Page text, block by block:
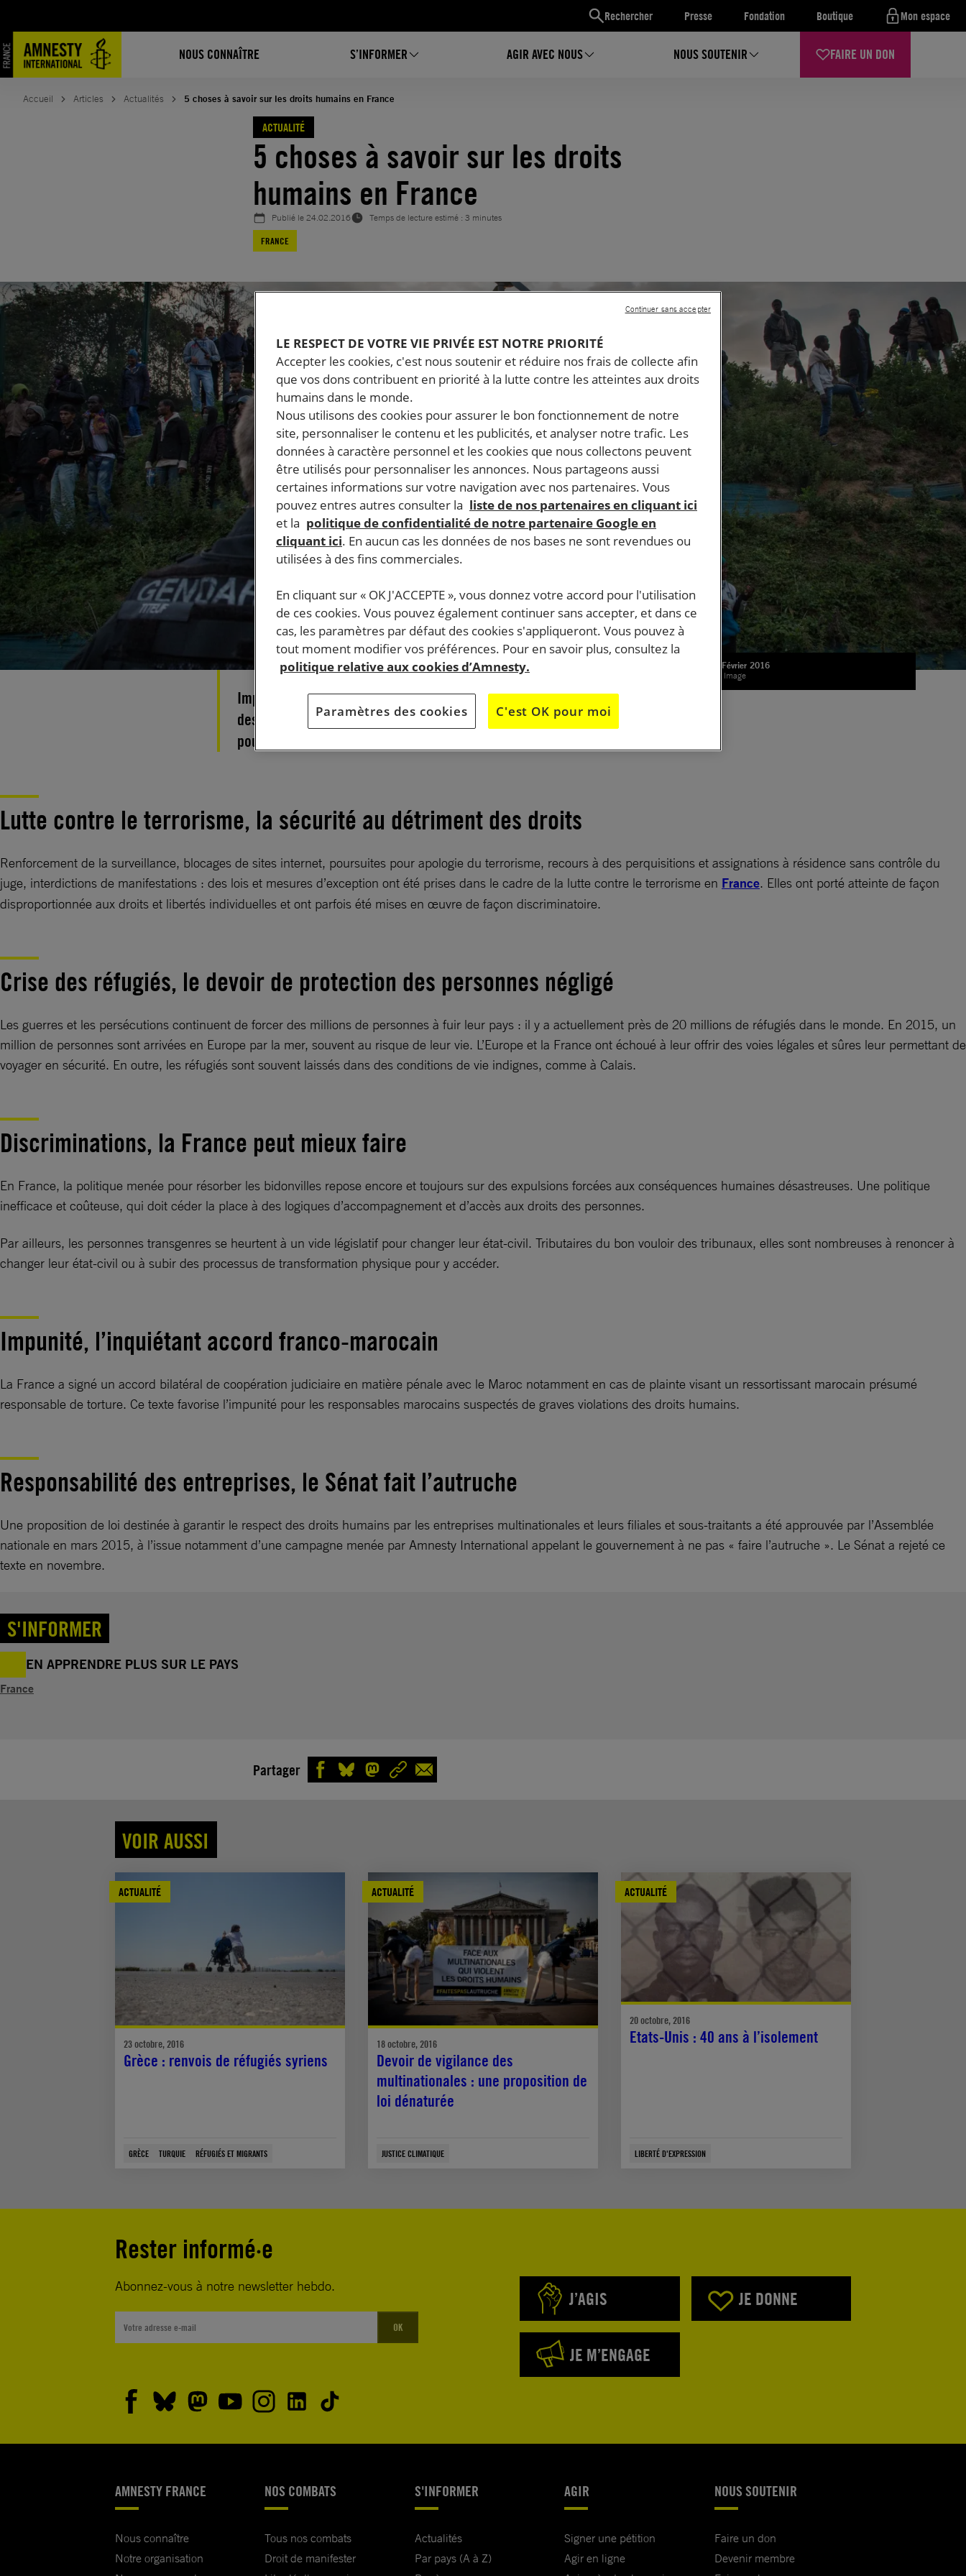
Rechercher Presse Fondation Boutique Mon espace
NOUS CONNAÎTRE S’INFORMER AGIR AVEC NOUS NOUS SOUTENIR FAIRE UN DON
contenu
Accueil Articles Actualités 5 choses à savoir sur les droits humains en France
ACTUALITÉ
5 choses à savoir sur les droits
humains en France
Publié le24.02.2016
Temps de lecture estimé : 3 minutes
FRANCE
Calais, Février 2016
© Getty Image
Impact de la lutte contre le terrorisme, crise des réfugiés, persistance
des discriminations, l’année 2015 a été éprouvante pour la France et
pour les droits humains.
Lutte contre le terrorisme, la sécurité au détriment des droits
Renforcement de la surveillance, blocages de sites internet, poursuites pour apologie du terrorisme, recours à des perquisitions et assignations à résidence sans contrôle du
juge, interdictions de manifestations : des lois et mesures d’exception ont été prises dans le cadre de la lutte contre le terrorisme en France. Elles ont porté atteinte de façon
disproportionnée aux droits et libertés individuelles et ont parfois été mises en œuvre de façon discriminatoire.
Crise des réfugiés, le devoir de protection des personnes négligé
Les guerres et les persécutions continuent de forcer des millions de personnes à fuir leur pays : il y a actuellement près de 20 millions de réfugiés dans le monde. En 2015, un
million de personnes sont arrivées en Europe par la mer, souvent au risque de leur vie. L’Europe et la France ont échoué à leur offrir des voies légales et sûres leur permettant de
voyager en sécurité. En outre, les réfugiés sont souvent laissés dans des conditions de vie indignes, comme à Calais.
Discriminations, la France peut mieux faire
En France, la politique menée pour résorber les bidonvilles repose encore et toujours sur des expulsions forcées aux conséquences humaines désastreuses. Une politique
inefficace et coûteuse, qui doit céder la place à des logiques d’accompagnement et d’accès aux droits des personnes.
Par ailleurs, les personnes transgenres se heurtent à un vide législatif pour changer leur état-civil. Tributaires du bon vouloir des tribunaux, elles sont nombreuses à renoncer à
changer leur état-civil ou à subir des processus de transformation physique pour y accéder.
Impunité, l’inquiétant accord franco-marocain
La France a signé un accord bilatéral de coopération judiciaire en matière pénale avec le Maroc notamment en cas de plainte visant un ressortissant marocain présumé
responsable de torture. Ce texte favorise l’impunité pour les responsables marocains suspectés de graves violations des droits humains.
Responsabilité des entreprises, le Sénat fait l’autruche
Une proposition de loi destinée à garantir le respect des droits humains par les entreprises multinationales et leurs filiales et sous-traitants a été approuvée par l’Assemblée
nationale en mars 2015, à l’issue notamment d’une campagne menée par Amnesty International appelant le gouvernement à ne pas « faire l’autruche ». Le Sénat a rejeté ce
texte en novembre.
S'INFORMER
EN APPRENDRE PLUS SUR LE PAYS
France
Partager
VOIR AUSSI
ACTUALITÉ
23 octobre, 2016
Grèce : renvois de réfugiés syriens
GRÈCE TURQUIE RÉFUGIÉS ET MIGRANTS
ACTUALITÉ
18 octobre, 2016
Devoir de vigilance des
multinationales : une proposition de
loi dénaturée
JUSTICE CLIMATIQUE
ACTUALITÉ
20 octobre, 2016
Etats-Unis : 40 ans à l’isolement
LIBERTÉ D'EXPRESSION
Rester informé·e
Abonnez-vous à notre newsletter hebdo.
OK
J’AGIS JE DONNE
JE M’ENGAGE
AMNESTY FRANCE
Nous connaître
Notre organisation
NOS COMBATS
Tous nos combats
Droit de manifester
S'INFORMER
Actualités
Par pays (A à Z)
AGIR
Signer une pétition
Agir en ligne
NOUS SOUTENIR
Faire un don
Devenir membre
LE RESPECT DE VOTRE VIE PRIVÉE EST NOTRE PRIORITÉ
Accepter les cookies, c'est nous soutenir et réduire nos frais de collecte afin
que vos dons contribuent en priorité à la lutte contre les atteintes aux droits
humains dans le monde.
Nous utilisons des cookies pour assurer le bon fonctionnement de notre
site, personnaliser le contenu et les publicités, et analyser notre trafic. Les
données à caractère personnel et les cookies que nous collectons peuvent
être utilisés pour personnaliser les annonces. Nous partageons aussi
certaines informations sur votre navigation avec nos partenaires. Vous
pouvez entres autres consulter la liste de nos partenaires en cliquant ici
et la politique de confidentialité de notre partenaire Google en
cliquant ici. En aucun cas les données de nos bases ne sont revendues ou
utilisées à des fins commerciales.
En cliquant sur « OK J'ACCEPTE », vous donnez votre accord pour l'utilisation
de ces cookies. Vous pouvez également continuer sans accepter, et dans ce
cas, les paramètres par défaut des cookies s'appliqueront. Vous pouvez à
tout moment modifier vos préférences. Pour en savoir plus, consultez la
politique relative aux cookies d’Amnesty.
Paramètres des cookies C'est OK pour moi
Continuer sans accepter